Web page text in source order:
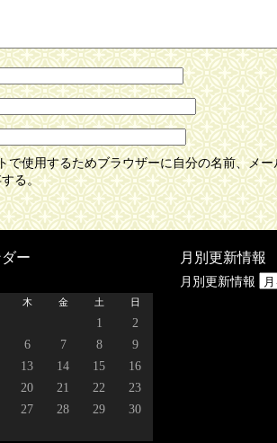
で使用するためブラウザーに自分の名前、メー
る。
ー
木 金 土 日
1
2
6 7 8
9
13 14 15
16
20 21 22
23
27 28 29
30
月別更新情報
月別更新情報